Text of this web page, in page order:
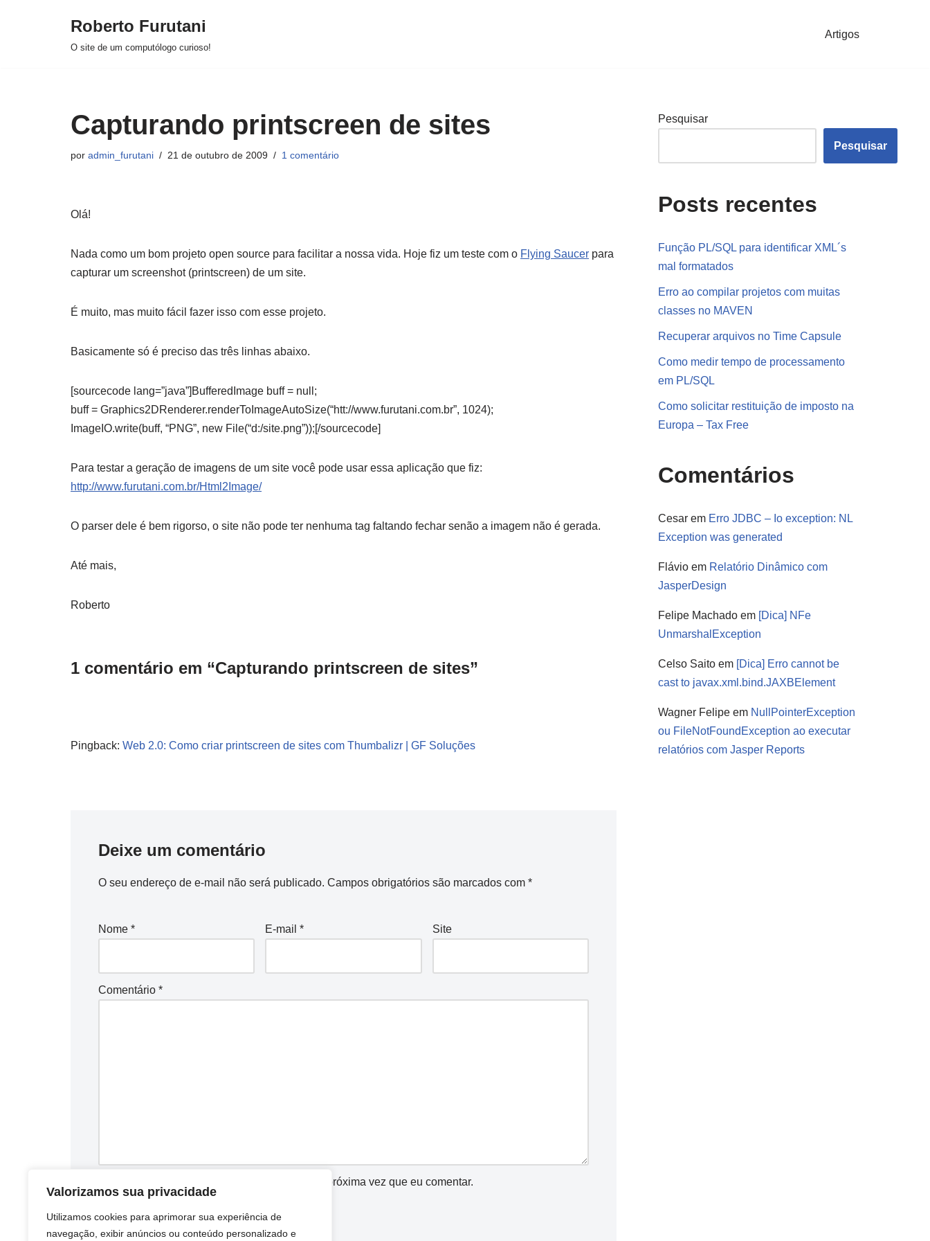
Valorizamos sua privacidade
Utilizamos cookies para aprimorar sua experiência de
navegação, exibir anúncios ou conteúdo personalizado e
Roberto Furutani
O site de um computólogo curioso!
Artigos
Capturando printscreen de sites
por admin_furutani 21 de outubro de 2009 1 comentário
Olá!
Nada como um bom projeto open source para facilitar a nossa vida. Hoje fiz um teste com o Flying Saucer para
capturar um screenshot (printscreen) de um site.
É muito, mas muito fácil fazer isso com esse projeto.
Basicamente só é preciso das três linhas abaixo.
[sourcecode lang=”java”]BufferedImage buff = null;
buff = Graphics2DRenderer.renderToImageAutoSize(“htt://www.furutani.com.br”, 1024);
ImageIO.write(buff, “PNG”, new File(“d:/site.png”));[/sourcecode]
Para testar a geração de imagens de um site você pode usar essa aplicação que fiz:
http://www.furutani.com.br/Html2Image/
O parser dele é bem rigorso, o site não pode ter nenhuma tag faltando fechar senão a imagem não é gerada.
Até mais,
Roberto
1 comentário em “Capturando printscreen de sites”
Pingback: Web 2.0: Como criar printscreen de sites com Thumbalizr | GF Soluções
Deixe um comentário
O seu endereço de e-mail não será publicado. Campos obrigatórios são marcados com *
Nome * E-mail* Site
Comentário *
Salvar meus dados neste navegador para a próxima vez que eu comentar.
Pesquisar
Pesquisar
Posts recentes
Função PL/SQL para identificar XML´s
mal formatados
Erro ao compilar projetos com muitas
classes no MAVEN
Recuperar arquivos no Time Capsule
Como medir tempo de processamento
em PL/SQL
Como solicitar restituição de imposto na
Europa – Tax Free
Comentários
Cesar em Erro JDBC – Io exception: NL
Exception was generated
Flávio em Relatório Dinâmico com
JasperDesign
Felipe Machado em [Dica] NFe
UnmarshalException
Celso Saito em [Dica] Erro cannot be
cast to javax.xml.bind.JAXBElement
Wagner Felipe em NullPointerException
ou FileNotFoundException ao executar
relatórios com Jasper Reports